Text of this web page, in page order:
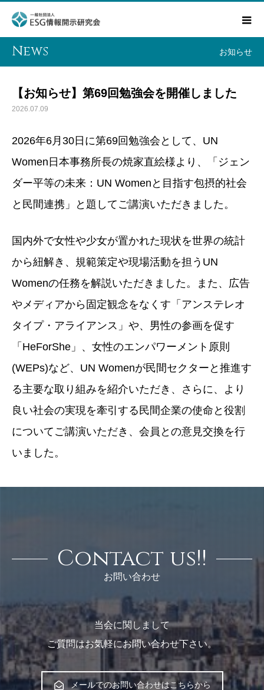
News お知らせ
【お知らせ】第69回勉強会を開催しました
2026.07.09
2026年6月30日に第69回勉強会として、UN
Women日本事務所長の焼家直絵様より、「ジェン
ダー平等の未来：UN Womenと目指す包摂的社会
と民間連携」と題してご講演いただきました。
国内外で女性や少女が置かれた現状を世界の統計
から紐解き、規範策定や現場活動を担うUN
Womenの任務を解説いただきました。また、広告
やメディアから固定観念をなくす「アンステレオ
タイプ・アライアンス」や、男性の参画を促す
「HeForShe」、女性のエンパワーメント原則
(WEPs)など、UN Womenが民間セクターと推進す
る主要な取り組みを紹介いただき、さらに、より
良い社会の実現を牽引する民間企業の使命と役割
についてご講演いただき、会員との意見交換を行
いました。
Contact us!!
お問い合わせ
当会に関しまして
ご質問はお気軽にお問い合わせ下さい。
メールでのお問い合わせはこちらから